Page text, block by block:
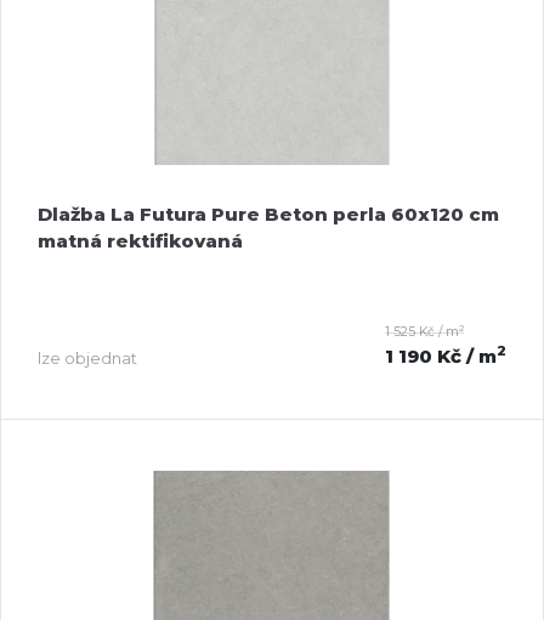
Dlažba La Futura Pure Beton perla 60x120 cm
matná rektifikovaná
lze objednat
1 525 Kč / m2
1 190 Kč / m2